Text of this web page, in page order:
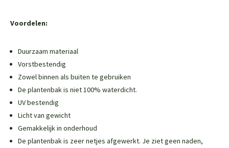
Voordelen:
Duurzaam materiaal
Vorstbestendig
Zowel binnen als buiten te gebruiken
De plantenbak is niet 100% waterdicht.
UV bestendig
Licht van gewicht
Gemakkelijk in onderhoud
De plantenbak is zeer netjes afgewerkt. Je ziet geen naden,